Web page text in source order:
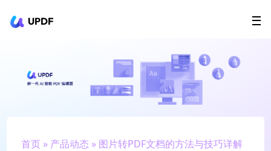
UPDF
AI Agents
政企采购
升级会员
首页 » 产品动态 » 图片转PDF文档的方法与技巧详解